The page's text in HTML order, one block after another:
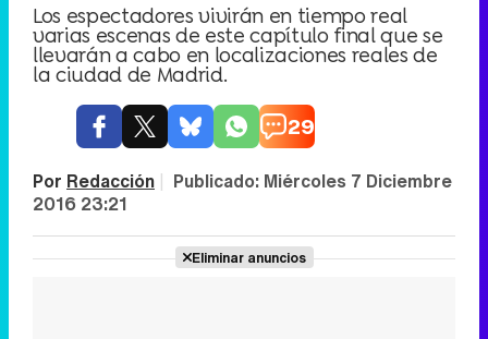
Los espectadores vivirán en tiempo real
varias escenas de este capítulo final que se
llevarán a cabo en localizaciones reales de
la ciudad de Madrid.
29
Por Redacción | Publicado: Miércoles 7 Diciembre
2016 23:21
Eliminar anuncios